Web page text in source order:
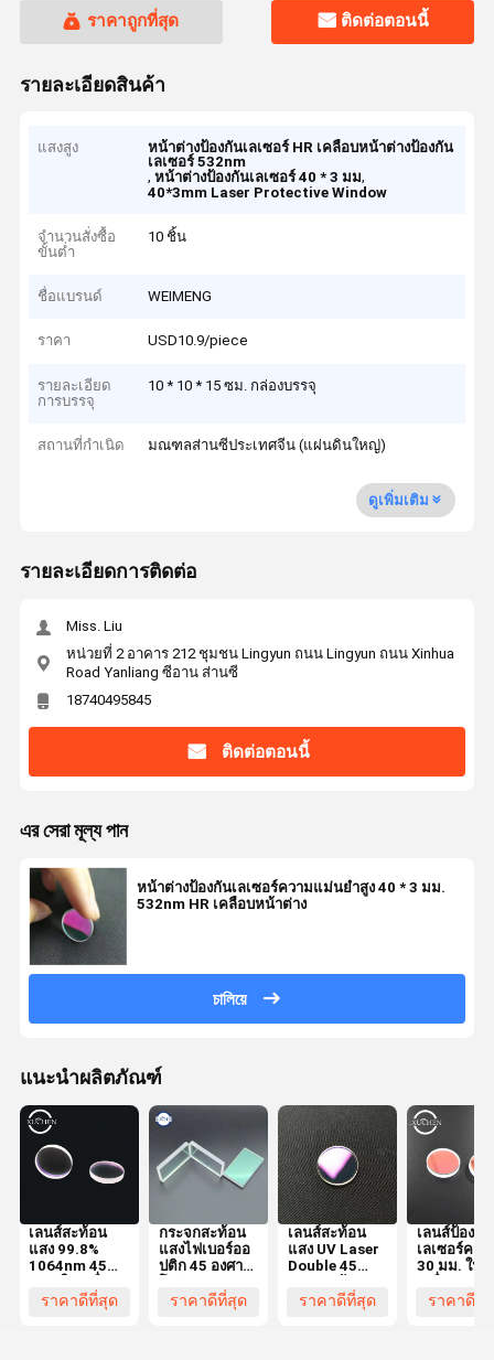
ราคาถูกที่สุด ติดต่อตอนนี้
รายละเอียดสินค้า
แสงสูง
หน้าต่างป้องกันเลเซอร์ HR เคลือบหน้าต่างป้องกัน
เลเซอร์ 532nm
,หน้าต่างป้องกันเลเซอร์ 40 * 3 มม,
40*3mm Laser Protective Window
จำนวนสั่งซื้อ
ขั้นต่ำ
10 ชิ้น
ชื่อแบรนด์ WEIMENG
ราคา USD10.9/piece
รายละเอียด
การบรรจุ
10 * 10 * 15 ซม. กล่องบรรจุ
สถานที่กำเนิด มณฑลส่านซีประเทศจีน (แผ่นดินใหญ่)
ดูเพิ่มเติม
รายละเอียดการติดต่อ
Miss. Liu
หน่วยที่ 2 อาคาร 212 ชุมชน Lingyun ถนน Lingyun ถนน Xinhua
Road Yanliang ซีอาน ส่านซี
18740495845
ติดต่อตอนนี้
এর সেরা মূল্য পান
หน้าต่างป้องกันเลเซอร์ความแม่นยำสูง 40 * 3 มม.
532nm HR เคลือบหน้าต่าง
চালিয়ে
แนะนำผลิตภัณฑ์
เลนส์สะท้อน
แสง 99.8%
1064nm 45
มือวัดแสง
ราคาดีที่สุด
กระจกสะท้อน
แสงไฟเบอร์ออ
ปติก 45 องศา
650nm
ราคาดีที่สุด
เลนส์สะท้อน
แสง UV Laser
Double 45
แสงสูง
ราคาดีที่สุด
เลนส์ป้องกัน
เลเซอร์คว
30 มม. ใน
มาร์คกิ้ง
ราคาดีที่